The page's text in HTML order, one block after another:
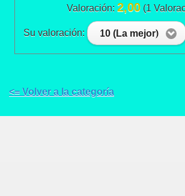
Valoración: 2,00 (1
Su valoración: 10 (La mejor)
<= Volver a la categoría